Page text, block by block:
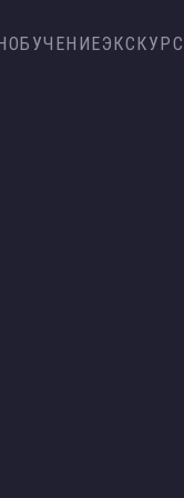
ОБУЧЕНИЕЭКСКУРС